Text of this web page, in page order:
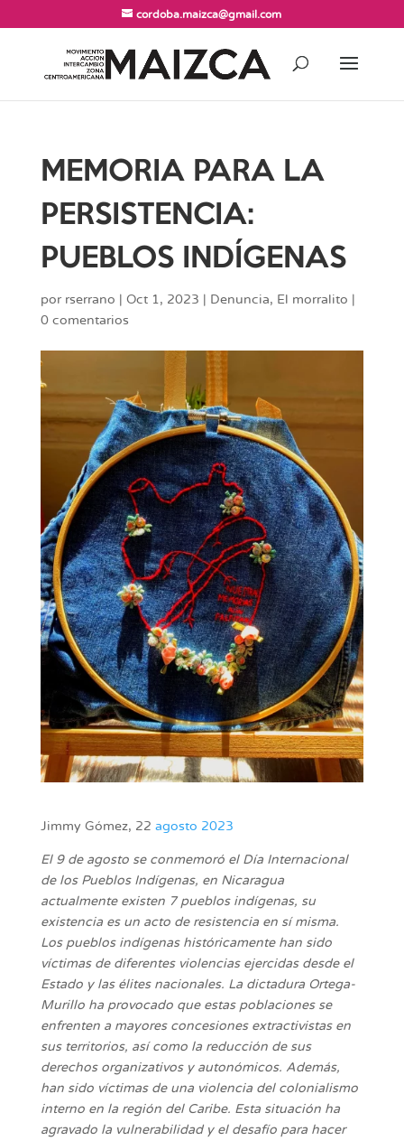
cordoba.maizca@gmail.com
MEMORIA PARA LA
PERSISTENCIA:
PUEBLOS INDÍGENAS
por rserrano Oct 1, 2023 Denuncia, El morralito
0 comentarios
Jimmy Gómez, 22 agosto 2023
El 9 de agosto se conmemoró el Día Internacional
de los Pueblos Indígenas, en Nicaragua
actualmente existen 7 pueblos indígenas, su
existencia es un acto de resistencia en sí misma.
Los pueblos indígenas históricamente han sido
víctimas de diferentes violencias ejercidas desde el
Estado y las élites nacionales. La dictadura Ortega-
Murillo ha provocado que estas poblaciones se
enfrenten a mayores concesiones extractivistas en
sus territorios, así como la reducción de sus
derechos organizativos y autonómicos. Además,
han sido víctimas de una violencia del colonialismo
interno en la región del Caribe. Esta situación ha
agravado la vulnerabilidad y el desafío para hacer